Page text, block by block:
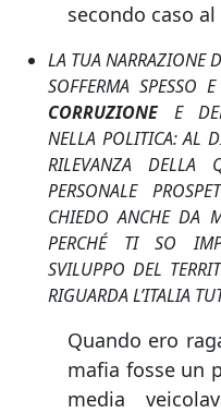
secondo caso
LA TUA NARRAZIONE
SOFFERMA SPESSO
CORRUZIONEE
NELLA POLITICA: AL
RILEVANZA
PERSONALE
CHIEDO ANCHE DA
PERCHÉ TI SO
SVILUPPO DEL
RIGUARDA L’ITALIA
Quando ero
mafia fosse un
media